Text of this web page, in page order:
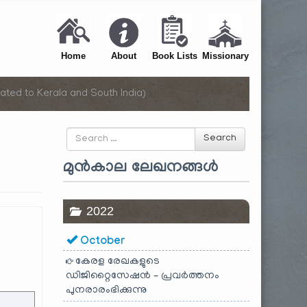
Home About Book Lists Missionary
to Kerala and South India)
Search
for
Search
മുൻകാല ലേഖനങ്ങൾ
2022
October
കേരള രേഖകളുടെ
ഡിജിറ്റൈസേഷൻ – പ്രവർത്തനം
പുനരാരംഭിക്കുന്നു